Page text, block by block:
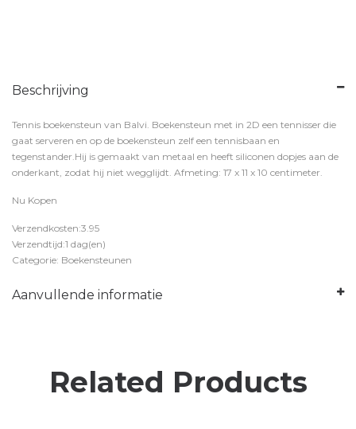
Beschrijving
Tennis boekensteun van Balvi. Boekensteun met in 2D een tennisser die
gaat serveren en op de boekensteun zelf een tennisbaan en
tegenstander.Hij is gemaakt van metaal en heeft siliconen dopjes aan de
onderkant, zodat hij niet wegglijdt. Afmeting: 17 x 11 x 10 centimeter.
Nu Kopen
Verzendkosten:3.95
Verzendtijd:1 dag(en)
Categorie: Boekensteunen
Aanvullende informatie
Related Products